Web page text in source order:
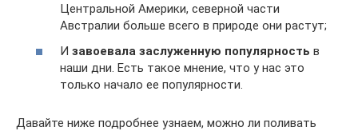
Центральной Америки, северной части
Австралии больше всего в природе они растут;
И завоевала заслуженную популярность в
наши дни. Есть такое мнение, что у нас это
только начало ее популярности.
Давайте ниже подробнее узнаем, можно ли поливать